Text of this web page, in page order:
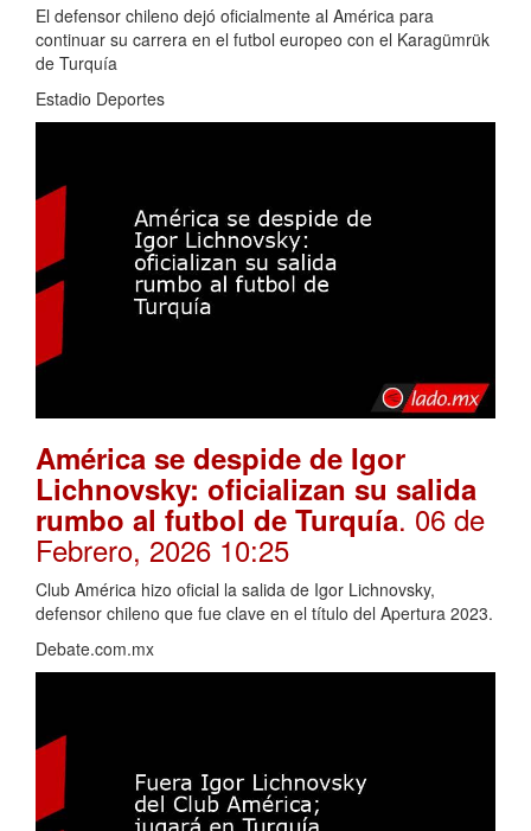
El defensor chileno dejó oficialmente al América para
continuar su carrera en el futbol europeo con el Karagümrük
de Turquía
Estadio Deportes
América se despide de Igor
Lichnovsky: oficializan su salida
rumbo al futbol de Turquía. 06 de
Febrero, 2026 10:25
Club América hizo oficial la salida de Igor Lichnovsky,
defensor chileno que fue clave en el título del Apertura 2023.
Debate.com.mx